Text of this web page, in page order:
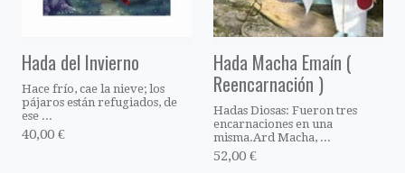
Hada del Invierno
Hace frío, cae la nieve; los
pájaros están refugiados, de
ese ...
40,00 €
Hada Macha Emaín (
Reencarnación )
Hadas Diosas: Fueron tres
encarnaciones en una
misma.Ard Macha, ...
52,00 €